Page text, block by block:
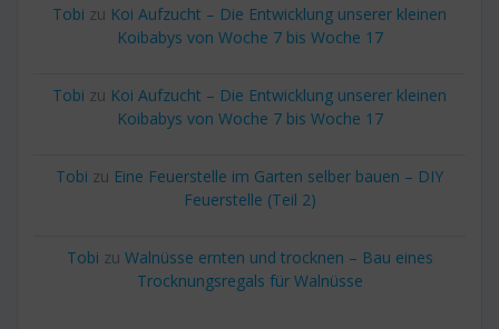
Tobi zu Koi Aufzucht – Die Entwicklung unserer kleinen
Koibabys von Woche 7 bis Woche 17
Tobi zu Koi Aufzucht – Die Entwicklung unserer kleinen
Koibabys von Woche 7 bis Woche 17
Tobi zu Eine Feuerstelle im Garten selber bauen – DIY
Feuerstelle (Teil 2)
Tobi zu Walnüsse ernten und trocknen – Bau eines
Trocknungsregals für Walnüsse